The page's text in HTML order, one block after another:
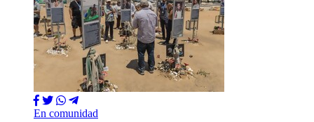
En comunidad